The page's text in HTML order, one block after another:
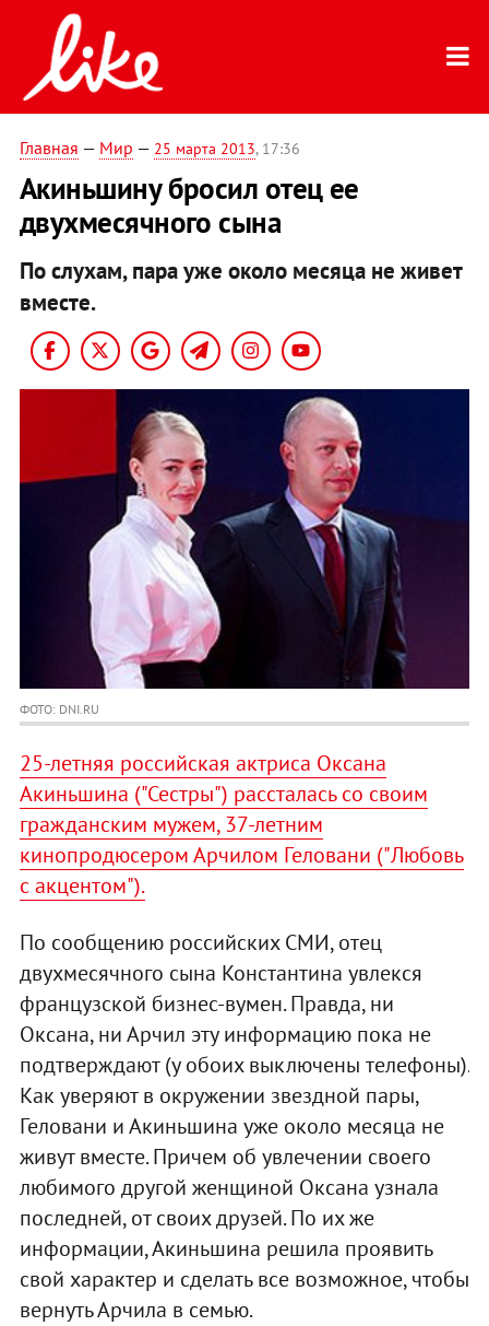
Главная — Мир — 25 марта 2013, 17:36
Акиньшину бросил отец ее
двухмесячного сына
По слухам, пара уже около месяца не живет
вместе.
ФОТО: DNI.RU
25-летняя российская актриса Оксана
Акиньшина ("Сестры") рассталась со своим
гражданским мужем, 37-летним
кинопродюсером Арчилом Геловани ("Любовь
с акцентом").
По сообщению российских СМИ, отец
двухмесячного сына Константина увлекся
французской бизнес-вумен. Правда, ни
Оксана, ни Арчил эту информацию пока не
подтверждают (у обоих выключены телефоны).
Как уверяют в окружении звездной пары,
Геловани и Акиньшина уже около месяца не
живут вместе. Причем об увлечении своего
любимого другой женщиной Оксана узнала
последней, от своих друзей. По их же
информации, Акиньшина решила проявить
свой характер и сделать все возможное, чтобы
вернуть Арчила в семью.